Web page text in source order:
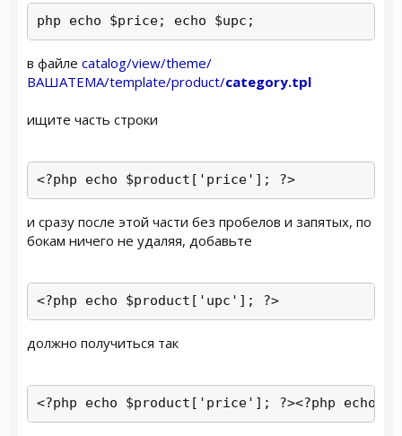
php echo $price; echo $upc;
в файле catalog/view/theme/
ВАШАТЕМА/template/product/category.tpl
ищите часть строки
<?php echo $product['price']; ?>
и сразу после этой части без пробелов и запятых, по
бокам ничего не удаляя, добавьте
<?php echo $product['upc']; ?>
должно получиться так
<?php echo $product['price']; ?><?php echo